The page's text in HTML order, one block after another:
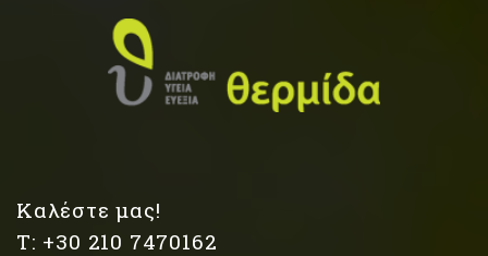
Καλέστε μας!
Τ: +30 210 7470162